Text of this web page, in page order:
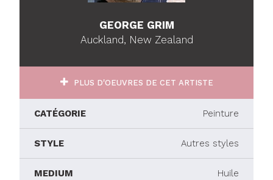
GEORGE GRIM
Auckland, New Zealand
PLUS D'OEUVRES DE CET ARTISTE
CATÉGORIE Peinture
STYLE Autres styles
MEDIUM Huile